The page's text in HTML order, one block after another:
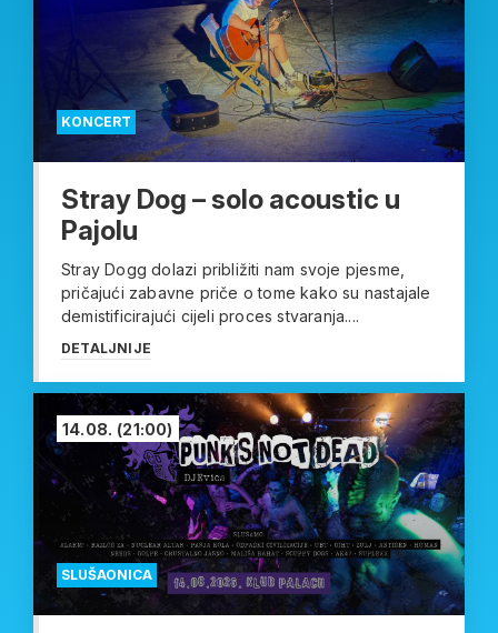
KONCERT
Stray Dog – solo acoustic u
Pajolu
Stray Dogg dolazi približiti nam svoje pjesme,
pričajući zabavne priče o tome kako su nastajale
demistificirajući cijeli proces stvaranja....
DETALJNIJE
SLUŠAONICA
14.08. (21:00)